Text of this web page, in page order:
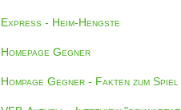
Express - Heim-Hengste
Homepage Gegner
Hompage Gegner - Fakten zum Spiel